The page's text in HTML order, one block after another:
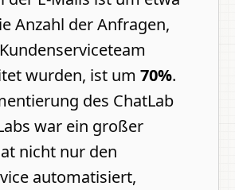
Anzahl der Anfragen,
wurden, ist um 70%.
des ChatLab
war ein großer
nicht nur den
automatisiert,